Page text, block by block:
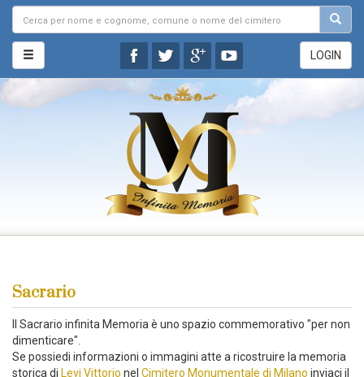
LOGIN
Sacrario
Il Sacrario infinita Memoria è uno spazio commemorativo "per non
dimenticare".
Se possiedi informazioni o immagini atte a ricostruire la memoria
storica di Levi Vittorio nel Cimitero Monumentale di Milano inviaci il